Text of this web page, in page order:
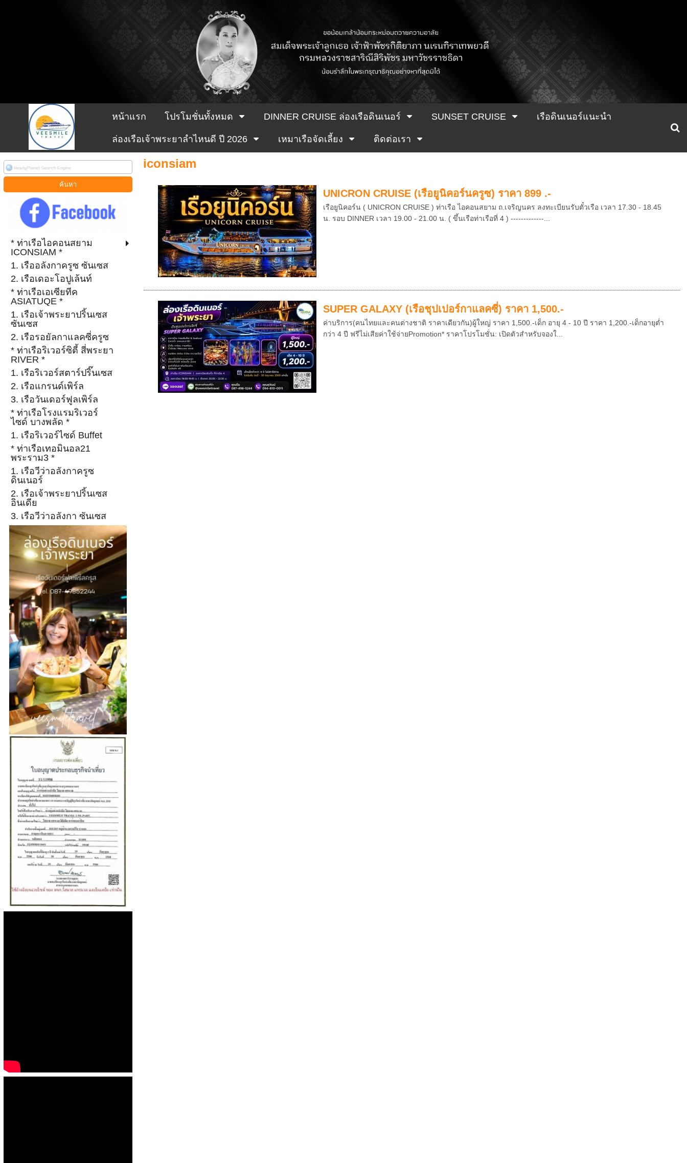
หน้าแรก โปรโมชั่นทั้งหมด DINNER CRUISE ล่องเรือดินเนอร์ SUNSET CRUISE เรือดินเนอร์แนะนำ
ล่องเรือเจ้าพระยาลำไหนดี ปี 2026 เหมาเรือจัดเลี้ยง ติดต่อเรา
* ท่าเรือไอคอนสยาม
ICONSIAM *
1. เรืออลังกาครูซ ซันเซส
2. เรือเดอะโอปูเล้นท์
* ท่าเรือเอเซียทีค
ASIATUQE *
1. เรือเจ้าพระยาปริ้นเซส
ซันเซส
2. เรือรอยัลกาแลคซี่ครูซ
* ท่าเรือริเวอร์ซิตี้ สี่พระยา
RIVER *
1. เรือริเวอร์สตาร์ปริ๊นเซส
2. เรือแกรนด์เพิร์ล
3. เรือวันเดอร์ฟูลเพิร์ล
* ท่าเรือโรงแรมริเวอร์
ไซด์ บางพลัด *
1. เรือริเวอร์ไซด์ Buffet
* ท่าเรือเทอมินอล21
พระราม3 *
1. เรือวีว่าอลังกาครูซ
ดินเนอร์
2. เรือเจ้าพระยาปริ้นเซส
อินเดีย
3. เรือวีว่าอลังกา ซันเซส
iconsiam
UNICRON CRUISE (เรือยูนิคอร์นครูซ) ราคา 899 .-
เรือยูนิคอร์น ( UNICRON CRUISE ) ท่าเรือ ไอคอนสยาม ถ.เจริญนคร ลงทะเบียนรับตั๋วเรือ เวลา 17.30 - 18.45
น. รอบ DINNER เวลา 19.00 - 21.00 น. ( ขึ้นเรือท่าเรือที่ 4 ) -------------...
SUPER GALAXY (เรือชุปเปอร์กาแลคซี่) ราคา 1,500.-
ค่าบริการ(คนไทยและคนต่างชาติ ราคาเดียวกัน)ผู้ใหญ่ ราคา 1,500.-เด็ก อายุ 4 - 10 ปี ราคา 1,200.-เด็กอายุต่ำ
กว่า 4 ปี ฟรีไม่เสียค่าใช้จ่ายPromotion* ราคาโปรโมชั่น: เปิดตัวสำหรับจองใ...